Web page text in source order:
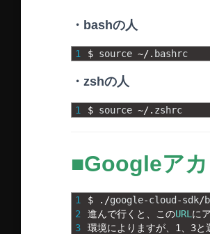
・bashの人
1 $ source ~/. bashrc
・zshの人
1 $ source ~/. zshrc
■Googleア
1
2
3
$ . /google-cloud -sdk/
進んで行くと、このURL に
環境によりますが、 1 3と